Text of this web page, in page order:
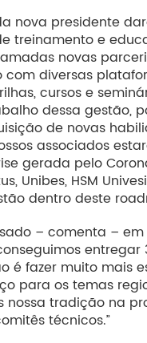
nova presidente
treinamento e
novas
com diversas
cursos e
dessa gestão,
de novas
associados
gerada pelo
Unibes, HSM
dentro deste
– comenta –
entregar
é fazer muito mais
para os temas
nossa tradição na
técnicos.”